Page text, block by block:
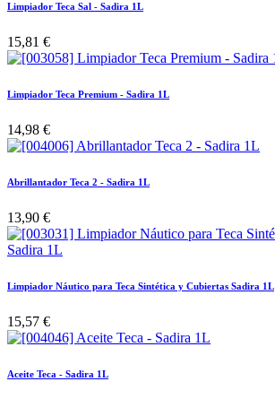
Limpiador Teca Sal - Sadira 1L
15,81 €
Limpiador Teca Premium - Sadira 1L
14,98 €
Abrillantador Teca 2 - Sadira 1L
13,90 €
Limpiador Náutico para Teca Sintética y Cubiertas Sadira 1L
15,57 €
Aceite Teca - Sadira 1L